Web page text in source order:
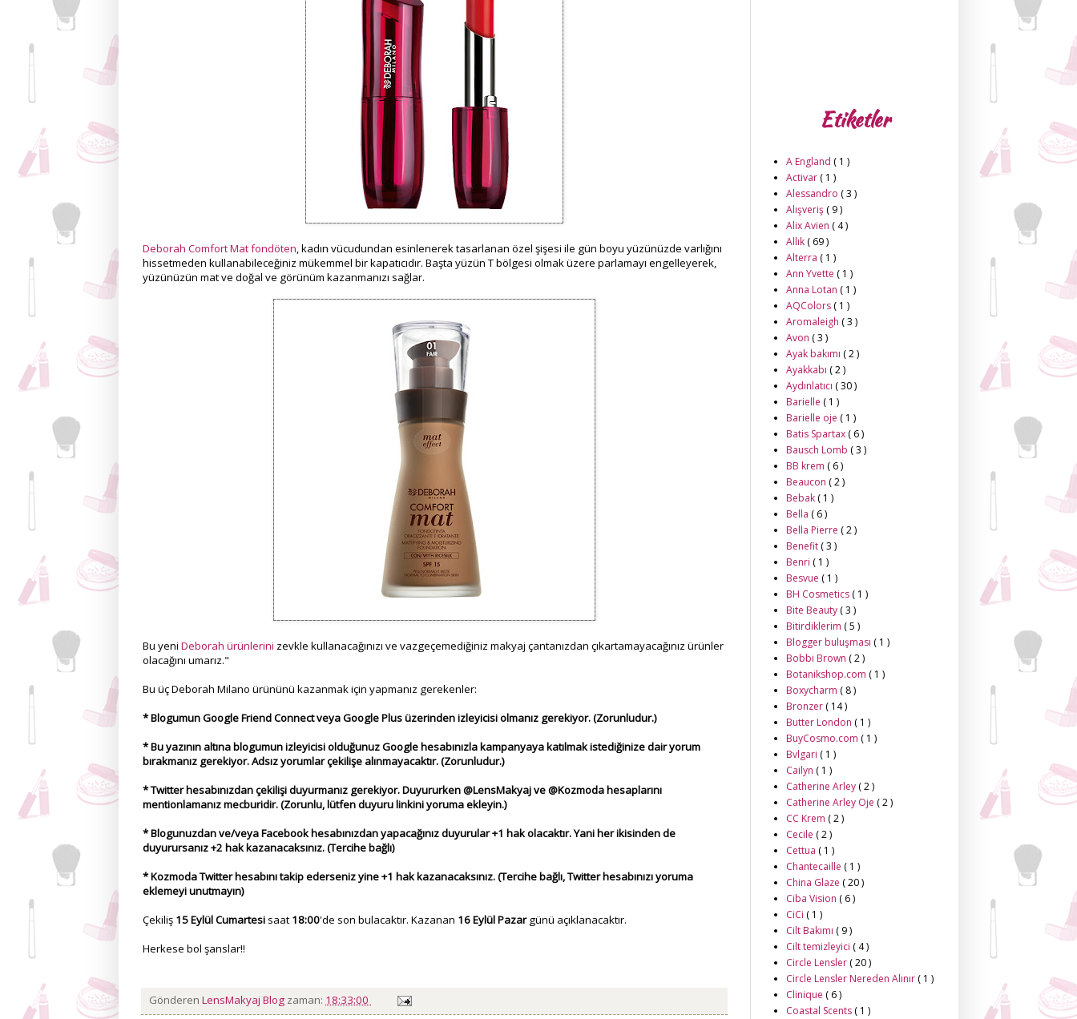
Deborah Comfort Mat fondöten, kadın vücudundan esinlenerek tasarlanan özel şişesi ile gün boyu yüzünüzde varlığını
hissetmeden kullanabileceğiniz mükemmel bir kapatıcıdır. Başta yüzün T bölgesi olmak üzere parlamayı engelleyerek,
yüzünüzün mat ve doğal ve görünüm kazanmanızı sağlar.
Bu yeni Deborah ürünlerini zevkle kullanacağınızı ve vazgeçemediğiniz makyaj çantanızdan çıkartamayacağınız ürünler
olacağını umarız."
Bu üç Deborah Milano ürününü kazanmak için yapmanız gerekenler:
* Blogumun Google Friend Connect veya Google Plus üzerinden izleyicisi olmanız gerekiyor. (Zorunludur.)
* Bu yazının altına blogumun izleyicisi olduğunuz Google hesabınızla kampanyaya katılmak istediğinize dair yorum
bırakmanız gerekiyor. Adsız yorumlar çekilişe alınmayacaktır. (Zorunludur.)
* Twitter hesabınızdan çekilişi duyurmanız gerekiyor. Duyururken @LensMakyaj ve @Kozmoda hesaplarını
mentionlamanız mecburidir. (Zorunlu, lütfen duyuru linkini yoruma ekleyin.)
* Blogunuzdan ve/veya Facebook hesabınızdan yapacağınız duyurular +1 hak olacaktır. Yani her ikisinden de
duyurursanız +2 hak kazanacaksınız. (Tercihe bağlı)
* Kozmoda Twitter hesabını takip ederseniz yine +1 hak kazanacaksınız. (Tercihe bağlı, Twitter hesabınızı yoruma
eklemeyi unutmayın)
Çekiliş 15 Eylül Cumartesi saat 18:00'de son bulacaktır. Kazanan 16 Eylül Pazargünü açıklanacaktır.
Herkese bol şanslar!!
Gönderen LensMakyaj Blog zaman: 18:33:00
Etiketler
A England ( 1 )
Activar ( 1 )
Alessandro ( 3 )
Alışveriş ( 9 )
Alix Avien ( 4 )
Allık ( 69 )
Alterra ( 1 )
Ann Yvette ( 1 )
Anna Lotan ( 1 )
AQColors ( 1 )
Aromaleigh ( 3 )
Avon ( 3 )
Ayak bakımı ( 2 )
Ayakkabı ( 2 )
Aydınlatıcı ( 30 )
Barielle ( 1 )
Barielle oje ( 1 )
Batis Spartax ( 6 )
Bausch Lomb ( 3 )
BB krem ( 6 )
Beaucon ( 2 )
Bebak ( 1 )
Bella ( 6 )
Bella Pierre ( 2 )
Benefit ( 3 )
Benri ( 1 )
Besvue ( 1 )
BH Cosmetics ( 1 )
Bite Beauty ( 3 )
Bitirdiklerim ( 5 )
Blogger buluşması ( 1 )
Bobbi Brown ( 2 )
Botanikshop.com ( 1 )
Boxycharm ( 8 )
Bronzer ( 14 )
Butter London ( 1 )
BuyCosmo.com ( 1 )
Bvlgari ( 1 )
Cailyn ( 1 )
Catherine Arley ( 2 )
Catherine Arley Oje ( 2 )
CC Krem ( 2 )
Cecile ( 2 )
Cettua ( 1 )
Chantecaille ( 1 )
China Glaze ( 20 )
Ciba Vision ( 6 )
CiCi ( 1 )
Cilt Bakımı ( 9 )
Cilt temizleyici ( 4 )
Circle Lensler ( 20 )
Circle Lensler Nereden Alınır ( 1 )
Clinique ( 6 )
Coastal Scents ( 1 )